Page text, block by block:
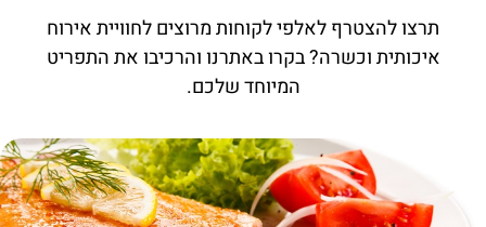
תרצו להצטרף לאלפי לקוחות מרוצים לחוויית אירוח
איכותית וכשרה? בקרו באתרנו והרכיבו את התפריט
המיוחד שלכם.